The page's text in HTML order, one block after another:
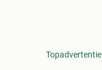
Topadvertentie